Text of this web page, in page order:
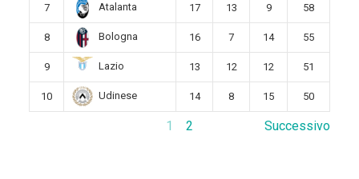
7 Atalanta 17 13 9 58
8 Bologna 16 7 14 55
9 Lazio 13 12 12 51
10 Udinese 14 8 15 50
1 2 Successivo